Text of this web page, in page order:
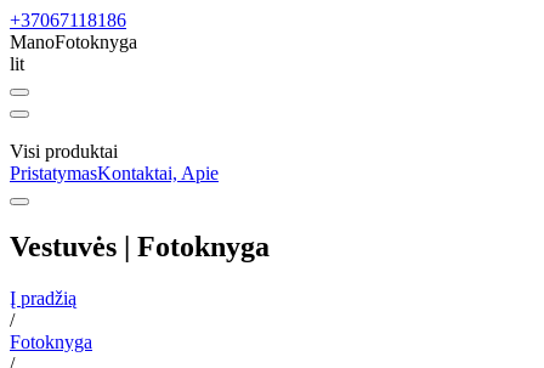
+37067118186
ManoFotoknyga
lit
Visi produktai
PristatymasKontaktai, Apie
Vestuvės | Fotoknyga
Į pradžią
/
Fotoknyga
/